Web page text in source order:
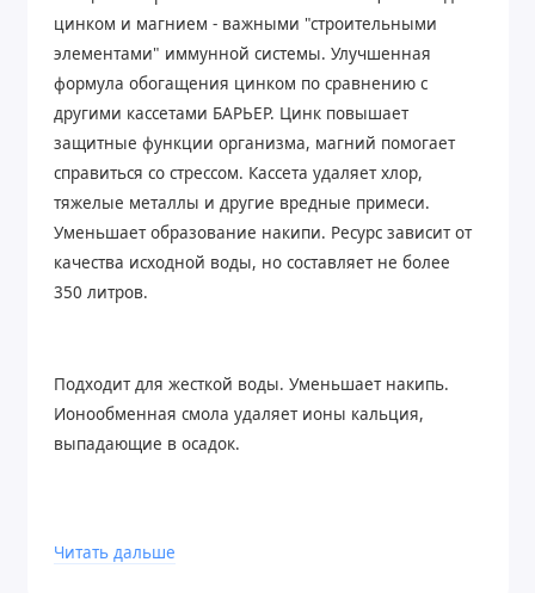
цинком и магнием - важными "строительными
элементами" иммунной системы. Улучшенная
формула обогащения цинком по сравнению с
другими кассетами БАРЬЕР. Цинк повышает
защитные функции организма, магний помогает
справиться со стрессом. Кассета удаляет хлор,
тяжелые металлы и другие вредные примеси.
Уменьшает образование накипи. Ресурс зависит от
качества исходной воды, но составляет не более
350 литров.
Подходит для жесткой воды. Уменьшает накипь.
Ионообменная смола удаляет ионы кальция,
выпадающие в осадок.
сотен пластиковых бутылок.
Читать дальше